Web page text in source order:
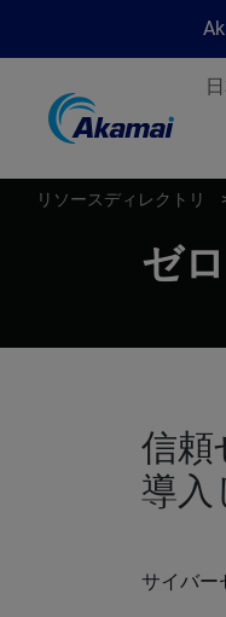
リソースディレクトリ
ゼ
信頼
導入
サイバー